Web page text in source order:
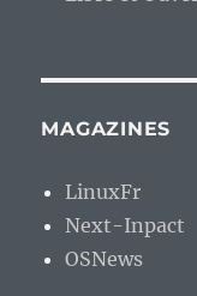
MAGAZINES
LinuxFr
Next-Inpact
OSNews